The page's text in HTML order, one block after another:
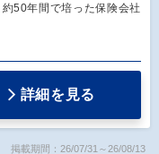
50年間で培った保険会社
詳細を見る
掲載期間：26/07/31～26/08/13